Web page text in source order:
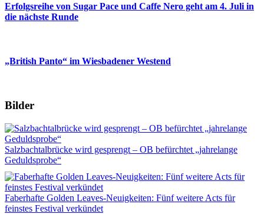
Erfolgsreihe von Sugar Pace und Caffe Nero geht am 4. Juli in
die nächste Runde
„British Panto“ im Wiesbadener Westend
Bilder
Salzbachtalbrücke wird gesprengt – OB befürchtet „jahrelange
Geduldsprobe“
Faberhafte Golden Leaves-Neuigkeiten: Fünf weitere Acts für
feinstes Festival verkündet